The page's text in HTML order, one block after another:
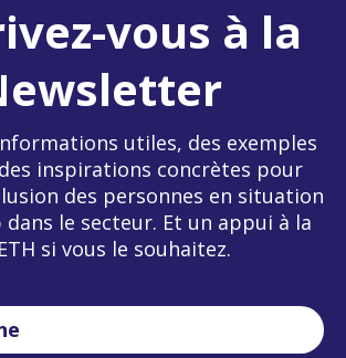
vous à la
utiles, des exemples
inspirations concrètes pour
des personnes en situation
dans le secteur. Et un appui à la
si vous le souhaitez.